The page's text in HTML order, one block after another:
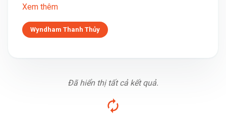
Xem thêm
Wyndham Thanh Thủy
Đã hiển thị tất cả kết quả.